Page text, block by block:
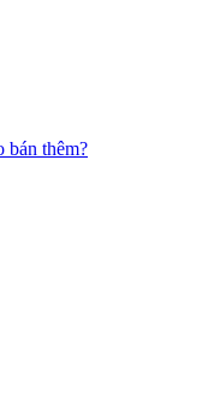
bán thêm?